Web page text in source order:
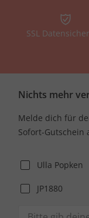
SSL
Nichts mehr
Melde dich für
Sofort-Gutschein
Ulla Popken
JP1880